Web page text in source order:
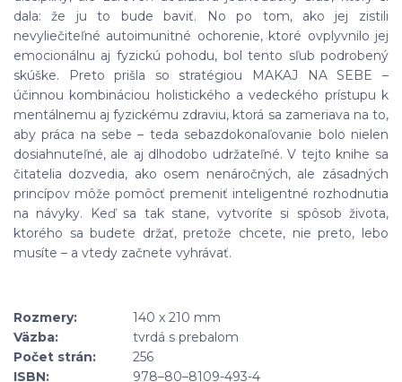
dala: že ju to bude baviť. No po tom, ako jej zistili
nevyliečiteľné autoimunitné ochorenie, ktoré ovplyvnilo jej
emocionálnu aj fyzickú pohodu, bol tento sľub podrobený
skúške. Preto prišla so stratégiou MAKAJ NA SEBE –
účinnou kombináciou holistického a vedeckého prístupu k
mentálnemu aj fyzickému zdraviu, ktorá sa zameriava na to,
aby práca na sebe – teda sebazdokonaľovanie bolo nielen
dosiahnuteľné, ale aj dlhodobo udržateľné. V tejto knihe sa
čitatelia dozvedia, ako osem nenáročných, ale zásadných
princípov môže pomôcť premeniť inteligentné rozhodnutia
na návyky. Keď sa tak stane, vytvoríte si spôsob života,
ktorého sa budete držať, pretože chcete, nie preto, lebo
musíte – a vtedy začnete vyhrávať.
Rozmery:
140 x 210 mm
Väzba:
tvrdá s prebalom
Počet strán:
256
ISBN:
978–80–8109-493-4